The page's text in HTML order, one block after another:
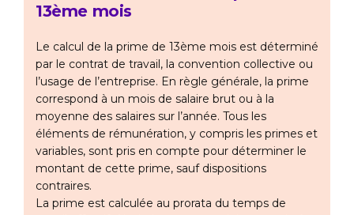
13ème mois
Le calcul de la prime de 13ème mois est déterminé
par le contrat de travail, la convention collective ou
l’usage de l’entreprise. En règle générale, la prime
correspond à un mois de salaire brut ou à la
moyenne des salaires sur l’année. Tous les
éléments de rémunération, y compris les primes et
variables, sont pris en compte pour déterminer le
montant de cette prime, sauf dispositions
contraires.
La prime est calculée au prorata du temps de